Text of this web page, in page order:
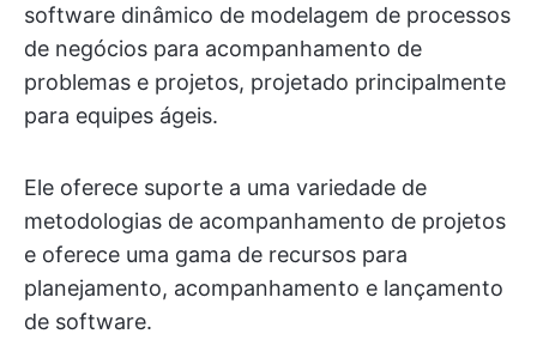
software dinâmico de modelagem de processos
de negócios para acompanhamento de
problemas e projetos, projetado principalmente
para equipes ágeis.
Ele oferece suporte a uma variedade de
metodologias de acompanhamento de projetos
e oferece uma gama de recursos para
planejamento, acompanhamento e lançamento
de software.